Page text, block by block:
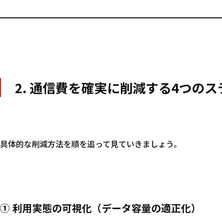
2. 通信費を確実に削減する4つのス
具体的な削減方法を順を追って見ていきましょう。
① 利用実態の可視化（データ容量の適正化）